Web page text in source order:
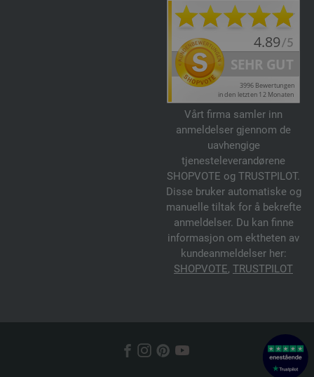
Vårt firma samler inn
anmeldelser gjennom de
uavhengige
tjenesteleverandørene
SHOPVOTE og TRUSTPILOT.
Disse bruker automatiske og
manuelle tiltak for å bekrefte
anmeldelser. Du kan finne
informasjon om ektheten av
kundeanmeldelser her:
SHOPVOTE, TRUSTPILOT